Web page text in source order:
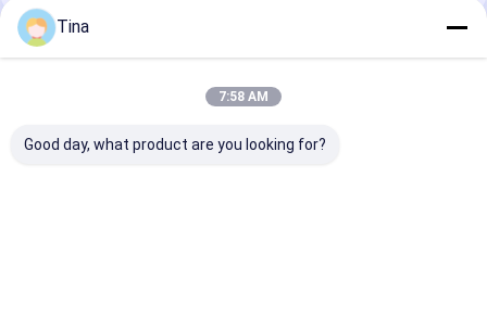
बीटीबी कनेक्टर
हमारी श्रेणियाँ
Tina
7:58 AM
Good day, what product are you looking for?